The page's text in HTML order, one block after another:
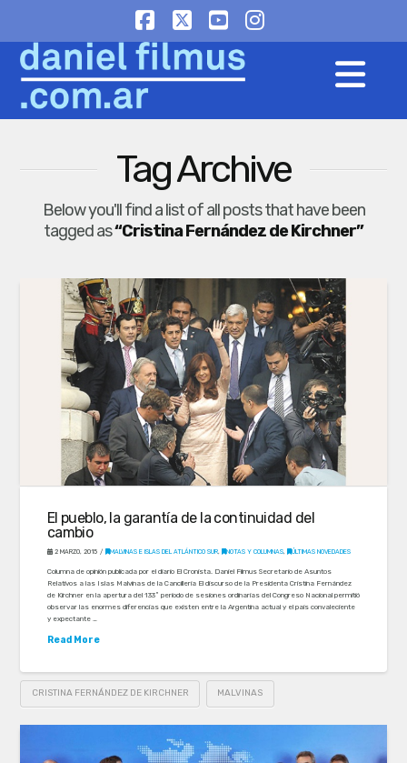
Facebook
X YouTube
Instagram
Tag Archive
Below you'll find a list of all posts that have been
tagged as“Cristina Fernández de Kirchner”
El pueblo, la garantía de la continuidad del
cambio
2 MARZO, 2015 MALVINAS E ISLAS DEL ATLÁNTICO SUR, NOTAS Y COLUMNAS, ÚLTIMAS NOVEDADES
Columna de opinión publicada por el diario El Cronista. Daniel Filmus Secretario de Asuntos
Relativos a las Islas Malvinas de la Cancillería El discurso de la Presidenta Cristina Fernández
de Kirchner en la apertura del 133º periodo de sesiones ordinarias del Congreso Nacional permitió
observar las enormes diferencias que existen entre la Argentina actual y el país convaleciente
y expectante …
Read More
CRISTINA FERNÁNDEZ DE KIRCHNER MALVINAS